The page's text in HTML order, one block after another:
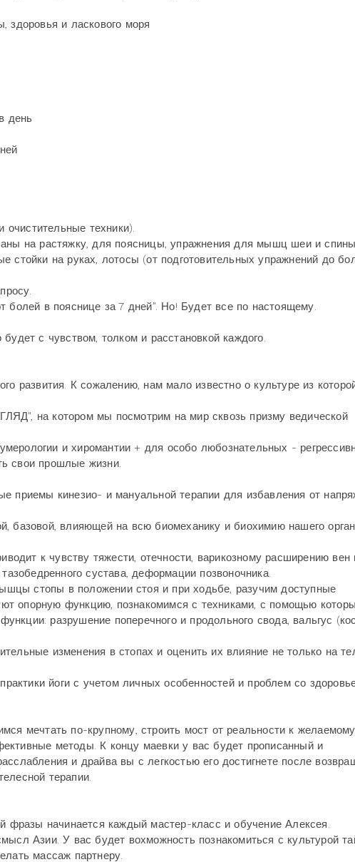
здоровья и ласкового моря
день
техники).
на растяжку, для поясницы, упражнения для мышц шеи и
стойки на руках, лотосы (от подготовительных упражнений до
болей в пояснице за 7 дней". Но! Будет все по настоящему.
с чувством, толком и расстановкой каждого.
развития. К сожалению, нам мало известно о культуре из
на котором мы посмотрим на мир сквозь призму ведической
и хиромантии + для особо любознательных -
свои прошлые жизни.
кинезио- и мануальной терапии для избавления от
базовой, влияющей на всю биомеханику и биохимию нашего
к чувству тяжести, отечности, варикозному расширению вен
сустава, деформации позвоночника.
стопы в положении стоя и при ходьбе, разучим доступные
опорную функцию, познакомимся с техниками, с помощью
разрушение поперечного и продольного свода, вальгус
изменения в стопах и оценить их влияние не только на
йоги с учетом личных особенностей и проблем со
мечтать по-крупному, строить мост от реальности к
методы. К концу маевки у вас будет прописанный и
и драйва вы с легкостью его достигнете после
терапии.
фразы начинается каждый мастер-класс и обучение Алексея.
Азии. У вас будет вохможность познакомиться с культурой
массаж партнеру.